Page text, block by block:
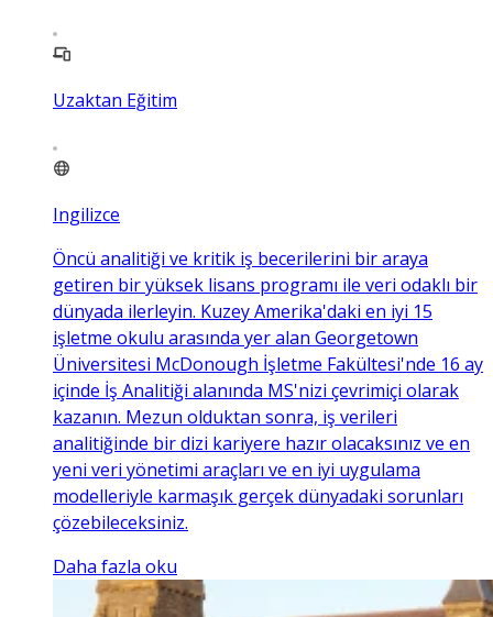
Uzaktan Eğitim
Ingilizce
Öncü analitiği ve kritik iş becerilerini bir araya
getiren bir yüksek lisans programı ile veri odaklı bir
dünyada ilerleyin. Kuzey Amerika'daki en iyi 15
işletme okulu arasında yer alan Georgetown
Üniversitesi McDonough İşletme Fakültesi'nde 16 ay
içinde İş Analitiği alanında MS'nizi çevrimiçi olarak
kazanın. Mezun olduktan sonra, iş verileri
analitiğinde bir dizi kariyere hazır olacaksınız ve en
yeni veri yönetimi araçları ve en iyi uygulama
modelleriyle karmaşık gerçek dünyadaki sorunları
çözebileceksiniz.
Daha fazla oku